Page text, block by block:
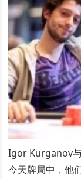
Igor Kurganov
今天牌局中，他